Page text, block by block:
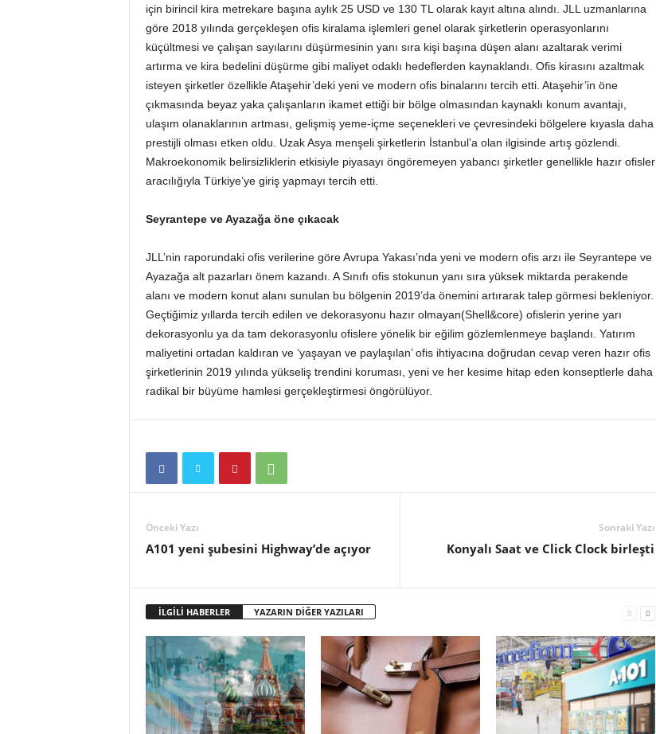
için birincil kira metrekare başına aylık 25 USD ve 130 TL olarak kayıt altına alındı. JLL uzmanlarına
göre 2018 yılında gerçekleşen ofis kiralama işlemleri genel olarak şirketlerin operasyonlarını
küçültmesi ve çalışan sayılarını düşürmesinin yanı sıra kişi başına düşen alanı azaltarak verimi
artırma ve kira bedelini düşürme gibi maliyet odaklı hedeflerden kaynaklandı. Ofis kirasını azaltmak
isteyen şirketler özellikle Ataşehir’deki yeni ve modern ofis binalarını tercih etti. Ataşehir’in öne
çıkmasında beyaz yaka çalışanların ikamet ettiği bir bölge olmasından kaynaklı konum avantajı,
ulaşım olanaklarının artması, gelişmiş yeme-içme seçenekleri ve çevresindeki bölgelere kıyasla daha
prestijli olması etken oldu. Uzak Asya menşeli şirketlerin İstanbul’a olan ilgisinde artış gözlendi.
Makroekonomik belirsizliklerin etkisiyle piyasayı öngöremeyen yabancı şirketler genellikle hazır ofisler
aracılığıyla Türkiye’ye giriş yapmayı tercih etti.
Seyrantepe ve Ayazağa öne çıkacak
JLL’nin raporundaki ofis verilerine göre Avrupa Yakası’nda yeni ve modern ofis arzı ile Seyrantepe ve
Ayazağa alt pazarları önem kazandı. A Sınıfı ofis stokunun yanı sıra yüksek miktarda perakende
alanı ve modern konut alanı sunulan bu bölgenin 2019’da önemini artırarak talep görmesi bekleniyor.
Geçtiğimiz yıllarda tercih edilen ve dekorasyonu hazır olmayan(Shell&core) ofislerin yerine yarı
dekorasyonlu ya da tam dekorasyonlu ofislere yönelik bir eğilim gözlemlenmeye başlandı. Yatırım
maliyetini ortadan kaldıran ve ‘yaşayan ve paylaşılan’ ofis ihtiyacına doğrudan cevap veren hazır ofis
şirketlerinin 2019 yılında yükseliş trendini koruması, yeni ve her kesime hitap eden konseptlerle daha
radikal bir büyüme hamlesi gerçekleştirmesi öngörülüyor.
Önceki Yazı
A101 yeni şubesini Highway’de açıyor
Sonraki Yazı
Konyalı Saat ve Click Clock birleşti
İLGİLİ HABERLER YAZARIN DİĞER YAZILARI